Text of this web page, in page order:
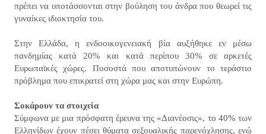
πρέπει να υποτάσσονται στην βούληση του άνδρα που θεωρεί τις
γυναίκες ιδιοκτησία του.
Στην Ελλάδα, η ενδοοικογενειακή βία αυξήθηκε εν μέσω
πανδημίας κατά 20% και κατά περίπου 30% σε αρκετές
Ευρωπαϊκές χώρες. Ποσοστά που αποτυπώνουν το τεράστιο
πρόβλημα που επικρατεί στη χώρα μας και στην Ευρώπη.
Σοκάρουν τα στοιχεία
Σύμφωνα με μια πρόσφατη έρευνα της «Διανέοσις», το 40% των
Ελληνίδων έχουν πέσει θύματα σεξουαλικής παρενόχλησης, ενώ